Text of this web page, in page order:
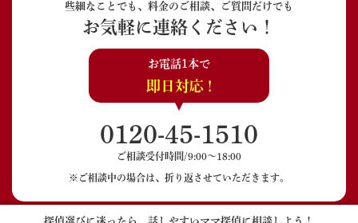
些細なことでも、料金のご相談、ご質問だけでも
お気軽に連絡ください！
お電話1本で
即日対応 !
0120-45-1510
ご相談受付時間/9:00〜18:00
※ご相談中の場合は、折り返させていただきます。